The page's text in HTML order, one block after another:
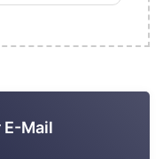
Mail